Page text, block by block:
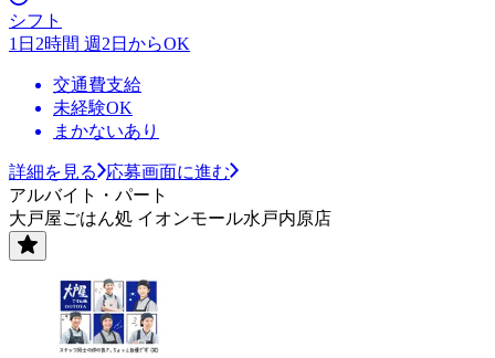
シフト
1日2時間 週2日からOK
交通費支給
未経験OK
まかないあり
詳細を見る
応募画面に進む
アルバイト・パート
大戸屋ごはん処 イオンモール水戸内原店